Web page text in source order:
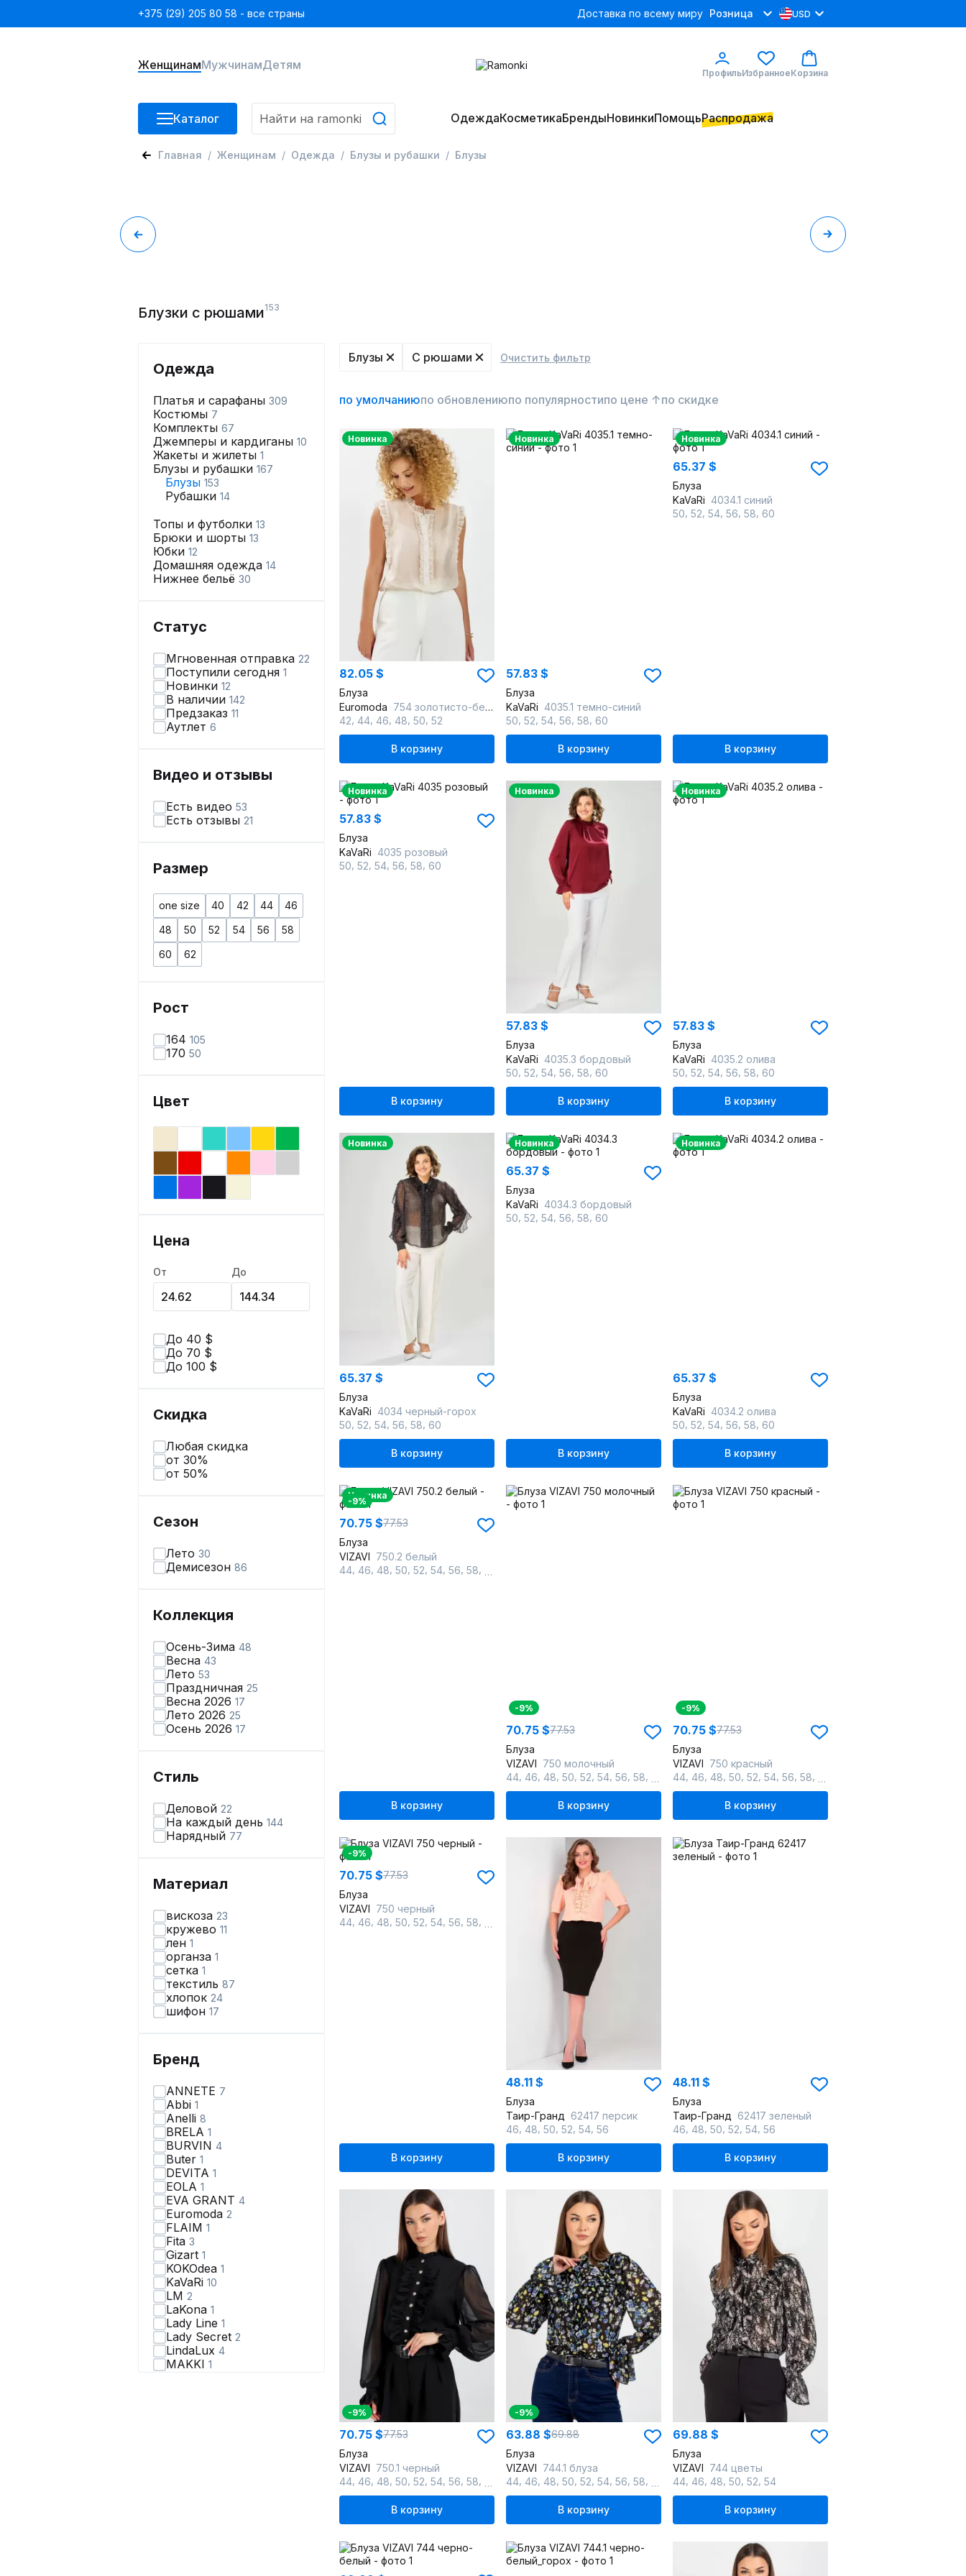
+375 (29) 205 80 58 - все страны Доставка по всему миру Розница USD
ЖенщинамМужчинамДетям
ПрофильИзбранноеКорзина
Каталог ОдеждаКосметикаБрендыНовинкиПомощьРаспродажа
Главная Женщинам Одежда Блузы и рубашки Блузы
Блузки с рюшами153
Одежда
Платья и сарафаны 309
Костюмы 7
Комплекты 67
Джемперы и кардиганы 10
Жакеты и жилеты 1
Блузы и рубашки 167
Блузы 153
Рубашки 14
Топы и футболки 13
Брюки и шорты 13
Юбки 12
Домашняя одежда 14
Нижнее бельё 30
Статус
Мгновенная отправка 22
Поступили сегодня 1
Новинки 12
В наличии 142
Предзаказ 11
Аутлет 6
Видео и отзывы
Есть видео 53
Есть отзывы 21
Размер
one size 40 42 44
46
48
50 52 54 56
58
60
62
Рост
164 105
170 50
Цвет
Цена
От До
До 40 $
До 70 $
До 100 $
Скидка
Любая скидка
от 30%
от 50%
Сезон
Лето 30
Демисезон 86
Коллекция
Осень-Зима 48
Весна 43
Лето 53
Праздничная 25
Весна 2026 17
Лето 2026 25
Осень 2026 17
Стиль
Деловой 22
На каждый день 144
Нарядный 77
Материал
вискоза 23
кружево 11
лен 1
органза 1
сетка 1
текстиль 87
хлопок 24
шифон 17
Бренд
ANNETE 7
Abbi 1
Anelli 8
BRELA 1
BURVIN 4
Butеr 1
DEVITA 1
EOLA 1
EVA GRANT 4
Euromoda 2
FLAIM 1
Fita 3
Gizart 1
KOKOdea 1
KaVaRi 10
LM 2
LaKona 1
Lady Line 1
Lady Secret 2
LindaLux 4
MAKKI 1
Блузы С рюшами Очистить фильтр
по умолчаниюпо обновлениюпо популярностипо цене ↑по скидке
Новинка
82.05 $
Блуза
Euromoda 754 золотисто-бежевый
42 44 46 48 50 52
В корзину
Новинка
57.83 $
Блуза
KaVaRi 4035.1 темно-синий
50 52 54 56 58 60
В корзину
Новинка
65.37 $
Блуза
KaVaRi 4034.1 синий
50 52 54 56 58 60
В корзину
Новинка
57.83 $
Блуза
KaVaRi 4035 розовый
50 52 54 56 58 60
В корзину
Новинка
57.83 $
Блуза
KaVaRi 4035.3 бордовый
50 52 54 56 58 60
В корзину
Новинка
57.83 $
Блуза
KaVaRi 4035.2 олива
50 52 54 56 58 60
В корзину
Новинка
65.37 $
Блуза
KaVaRi 4034 черный-горох
50 52 54 56 58 60
В корзину
Новинка
65.37 $
Блуза
KaVaRi 4034.3 бордовый
50 52 54 56 58 60
В корзину
Новинка
65.37 $
Блуза
KaVaRi 4034.2 олива
50 52 54 56 58 60
В корзину
Новинка
-9%
70.75 $77.53
Блуза
VIZAVI 750.2 белый
44 46 48 50 52 54 56 58
В корзину
-9%
70.75 $77.53
Блуза
VIZAVI 750 молочный
44 46 48 50 52 54 56 58
В корзину
-9%
70.75 $77.53
Блуза
VIZAVI 750 красный
44 46 48 50 52 54 56 58
В корзину
-9%
70.75 $77.53
Блуза
VIZAVI 750 черный
44 46 48 50 52 54 56 58
В корзину
48.11 $
Блуза
Таир-Гранд 62417 персик
46 48 50 52 54 56
В корзину
48.11 $
Блуза
Таир-Гранд 62417 зеленый
46 48 50 52 54 56
В корзину
-9%
70.75 $77.53
Блуза
VIZAVI 750.1 черный
44 46 48 50 52 54 56 58
В корзину
-9%
63.88 $69.88
Блуза
VIZAVI 744.1 блуза
44 46 48 50 52 54 56 58
В корзину
69.88 $
Блуза
VIZAVI 744 цветы
44 46 48 50 52 54
В корзину